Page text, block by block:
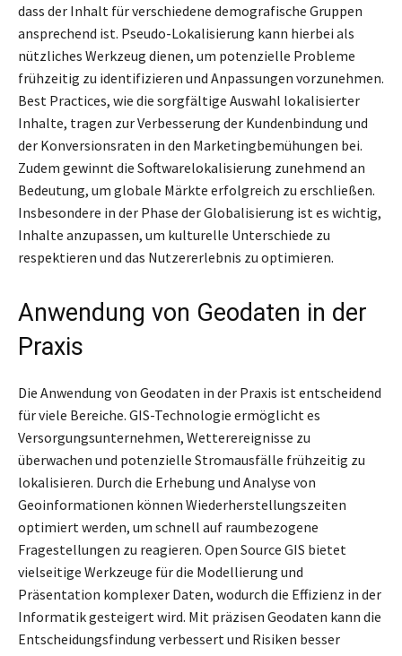
dass der Inhalt für verschiedene demografische Gruppen
ansprechend ist. Pseudo-Lokalisierung kann hierbei als
nützliches Werkzeug dienen, um potenzielle Probleme
frühzeitig zu identifizieren und Anpassungen vorzunehmen.
Best Practices, wie die sorgfältige Auswahl lokalisierter
Inhalte, tragen zur Verbesserung der Kundenbindung und
der Konversionsraten in den Marketingbemühungen bei.
Zudem gewinnt die Softwarelokalisierung zunehmend an
Bedeutung, um globale Märkte erfolgreich zu erschließen.
Insbesondere in der Phase der Globalisierung ist es wichtig,
Inhalte anzupassen, um kulturelle Unterschiede zu
respektieren und das Nutzererlebnis zu optimieren.
Anwendung von Geodaten in der
Praxis
Die Anwendung von Geodaten in der Praxis ist entscheidend
für viele Bereiche. GIS-Technologie ermöglicht es
Versorgungsunternehmen, Wetterereignisse zu
überwachen und potenzielle Stromausfälle frühzeitig zu
lokalisieren. Durch die Erhebung und Analyse von
Geoinformationen können Wiederherstellungszeiten
optimiert werden, um schnell auf raumbezogene
Fragestellungen zu reagieren. Open Source GIS bietet
vielseitige Werkzeuge für die Modellierung und
Präsentation komplexer Daten, wodurch die Effizienz in der
Informatik gesteigert wird. Mit präzisen Geodaten kann die
Entscheidungsfindung verbessert und Risiken besser